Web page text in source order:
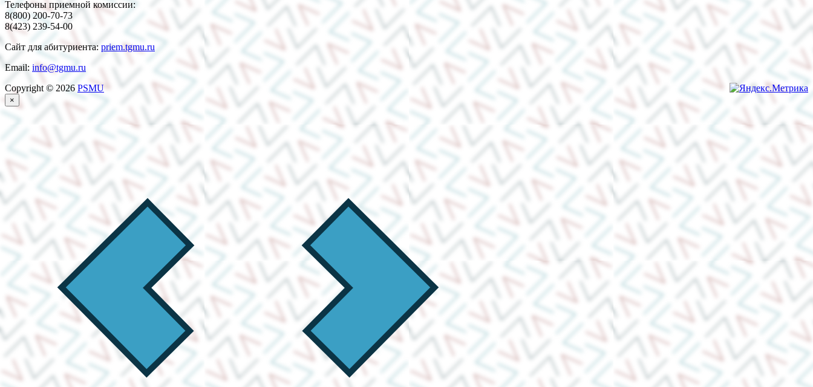
Телефоны приемной комиссии:
8(800) 200-70-73
8(423) 239-54-00
Сайт для абитуриента: priem.tgmu.ru
Email: info@tgmu.ru
Copyright © 2026 PSMU
×